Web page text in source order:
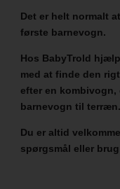
Det er helt normalt
første barnevogn.
Hos BabyTrold
med at finde den
efter en
barnevogn til terræn.
Du er altid
spørgsmål eller